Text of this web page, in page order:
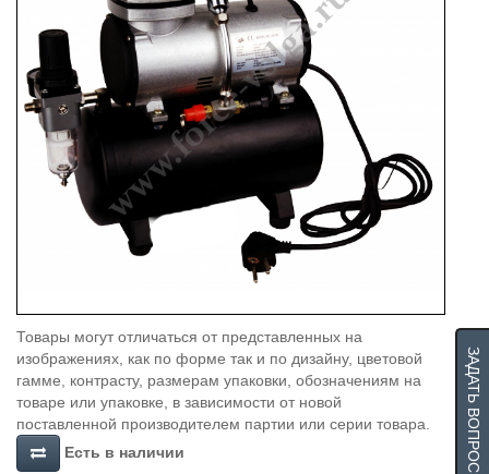
Товары могут отличаться от представленных на
изображениях, как по форме так и по дизайну, цветовой
гамме, контрасту, размерам упаковки, обозначениям на
товаре или упаковке, в зависимости от новой
поставленной производителем партии или серии товара.
Есть в наличии
ЗАДАТЬ ВОПРОС